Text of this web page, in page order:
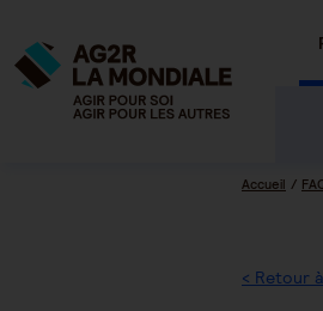
Accueil
< Retour